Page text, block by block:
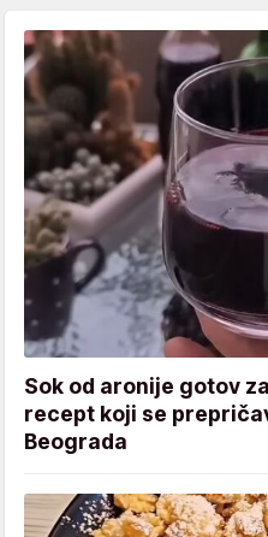
Sok od aronije gotov
recept koji se
Beograda